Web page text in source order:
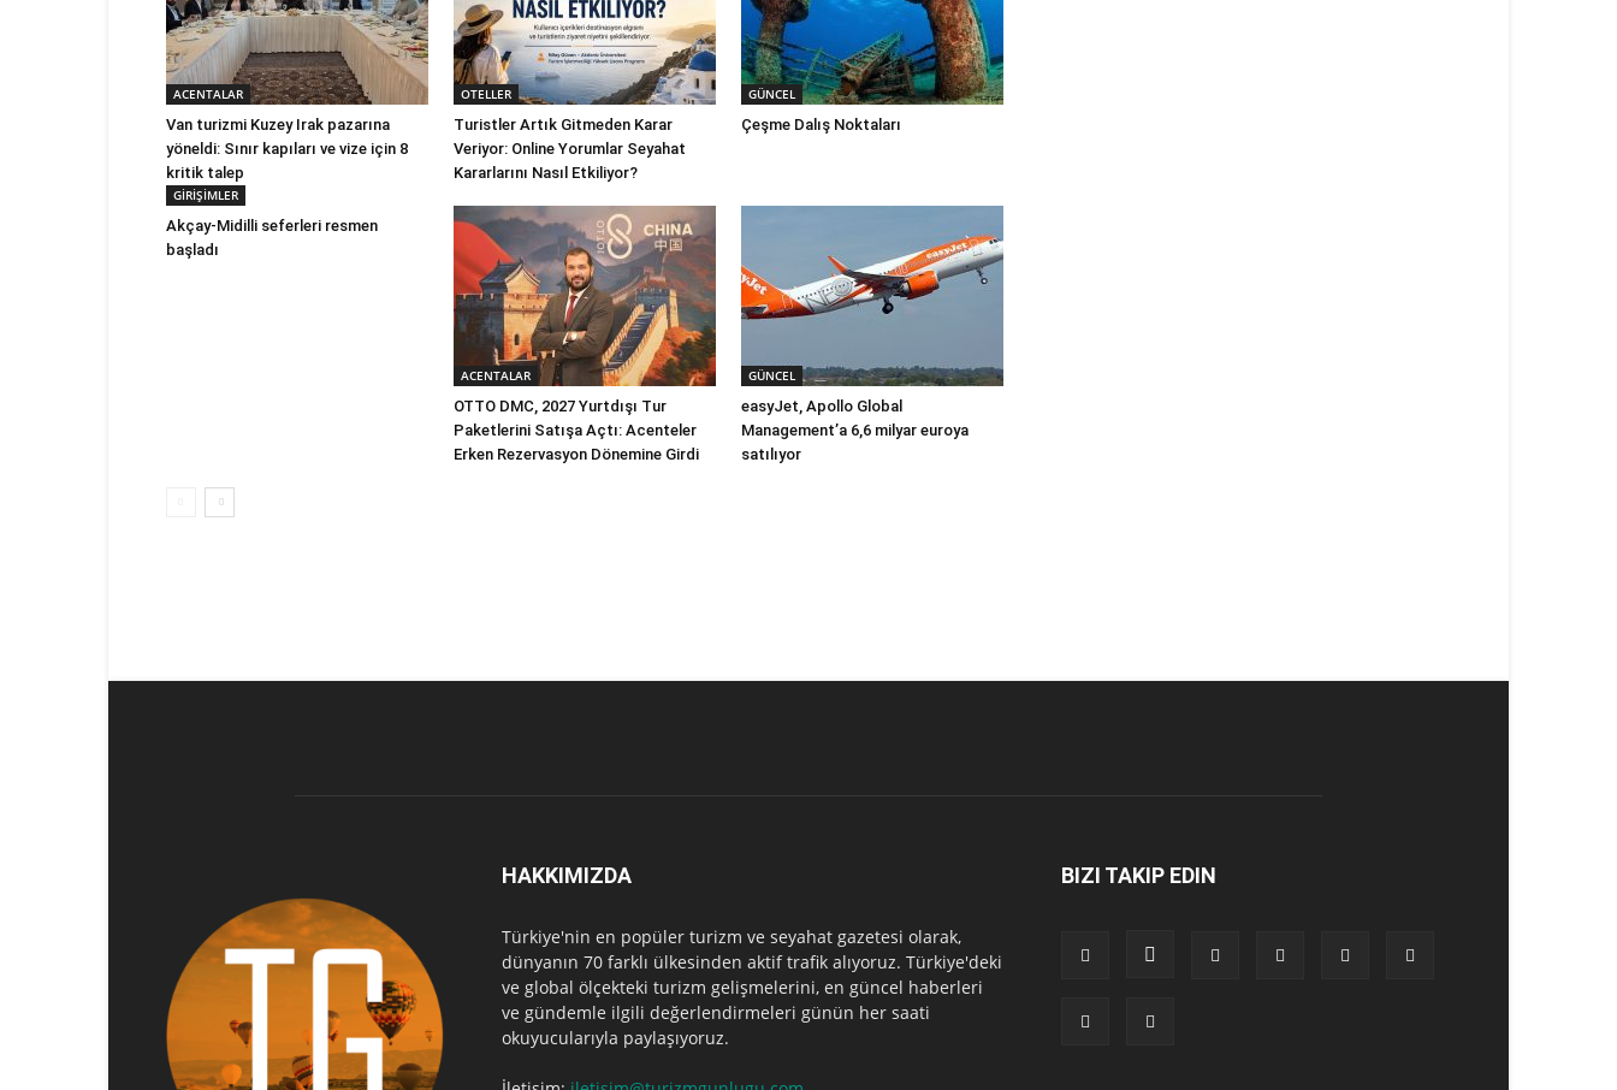
ACENTALAR
Van turizmi Kuzey Irak pazarına
yöneldi: Sınır kapıları ve vize için 8
kritik talep
OTELLER
Turistler Artık Gitmeden Karar
Veriyor: Online Yorumlar Seyahat
Kararlarını Nasıl Etkiliyor?
GÜNCEL
Çeşme Dalış Noktaları
GİRİŞİMLER
Akçay-Midilli seferleri resmen
başladı
ACENTALAR
OTTO DMC, 2027 Yurtdışı Tur
Paketlerini Satışa Açtı: Acenteler
Erken Rezervasyon Dönemine Girdi
GÜNCEL
easyJet, Apollo Global
Management’a 6,6 milyar euroya
satılıyor
HAKKIMIZDA
Türkiye'nin en popüler turizm ve seyahat gazetesi olarak,
dünyanın 70 farklı ülkesinden aktif trafik alıyoruz. Türkiye'deki
ve global ölçekteki turizm gelişmelerini, en güncel haberleri
ve gündemle ilgili değerlendirmeleri günün her saati
okuyucularıyla paylaşıyoruz.
BIZI TAKIP EDIN